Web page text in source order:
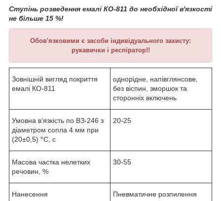
Ступінь розведення емалі КО-811 до необхідної в'язкості
не більше 15 %!
Обов'язковими є засоби індивідуального захисту:
рукавички і респіратор!!
Зовнішній вигляд покриття
емалі КО-811
однорідне, напівглянсове,
без віспин, зморшок та
сторонніх включень
Умовна в'язкість по ВЗ-246 з
діаметром сопла 4 мм при
(20±0,5) °С, с
20-25
Масова частка нелетких
речовин, %
30-55
Нанесення
Пневматичне розпилення